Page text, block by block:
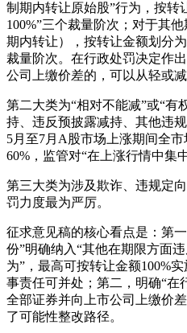
制期内转让原始股”行为，按
100%”三个裁量阶次；对于其
期内转让），按转让金额划分
裁量阶次。在行政处罚决定作
公司上缴价差的，可以从轻或减
第二大类为“相对不能减”或“有
持、违反预披露减持、其他违
5月至7月A股市场上涨期间全
60%，监管对“在上涨行情中集
第三大类为涉及欺诈、违规定
罚力度最为严厉。
征求意见稿的核心看点是：第
份”明确纳入“其他在期限方面
为”，最高可按转让金额100%
事责任可并处；第二，明确“在
全部证券并向上市公司上缴价
了可能性整改路径。